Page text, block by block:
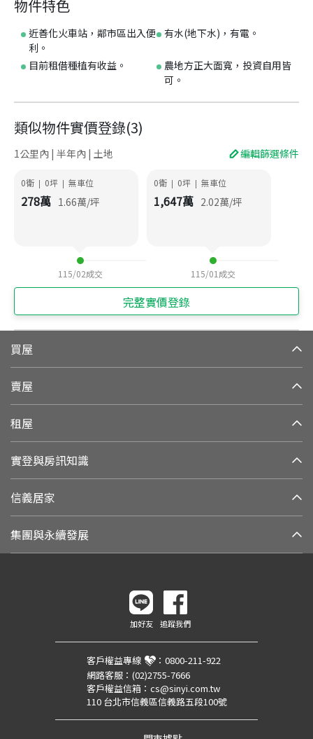
物件特色
近善化火車站，鄰市區出入便
利。
有水(地下水)，有電。
目前租借種植有收益。
農地方正大面寬，投資自用皆
可。
類似物件實價登錄(3)
1公里內 | 半年內 | 土地 編輯篩選條件
0衛 | 0坪 | 無車位
278萬 1.66萬/坪
115/02成交
0衛 | 0坪 | 無車位
1,647萬 2.02萬/坪
115/01 成交
完整實價登錄
買屋
賣屋
租屋
實登與房訊知識
信義居家
集團與永續發展
加好友 追蹤我們
客戶權益專線 ： 0800-211-922
網路客服： (02)2755-7666
客戶權益信箱： cs@sinyi.com.tw
110 台北市信義區信義路五段100號